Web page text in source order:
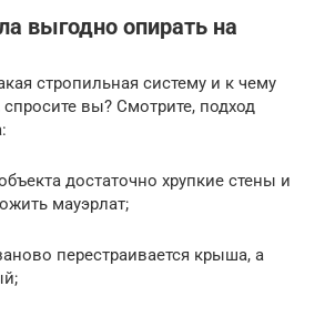
выгодно опирать на
стропильная систему и к чему
вы? Смотрите, подход
достаточно хрупкие стены и
мауэрлат;
перестраивается крыша, а